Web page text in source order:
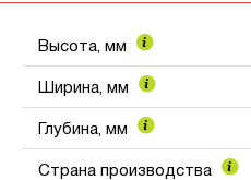
Высота, мм
Ширина, мм
Глубина, мм
Страна производства